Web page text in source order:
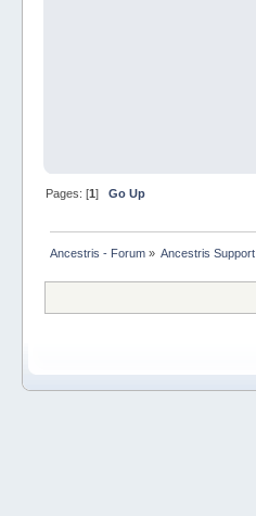
Pages: [1] Go Up
Ancestris - Forum» Ancestris Support